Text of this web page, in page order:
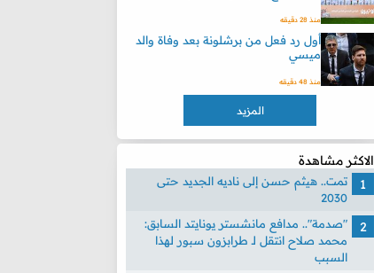
منذ 28 دقيقه
أول رد فعل من برشلونة بعد وفاة والد
ميسي
منذ 48 دقيقه
المزيد
الاكثر مشاهدة
تمت.. هيثم حسن إلى ناديه الجديد حتى
2030
"صدمة".. مدافع مانشستر يونايتد السابق:
محمد صلاح انتقل لـ طرابزون سبور لهذا
السبب